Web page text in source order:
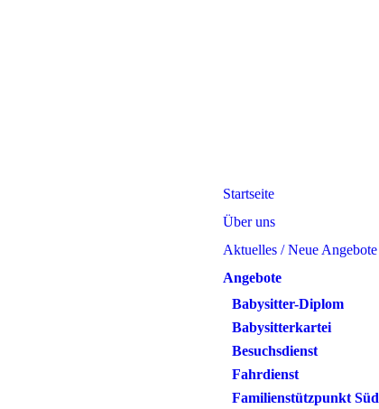
Startseite
Über uns
Aktuelles / Neue Angebote
Angebote
Babysitter-Diplom
Babysitterkartei
Besuchsdienst
Fahrdienst
Familienstützpunkt Süd